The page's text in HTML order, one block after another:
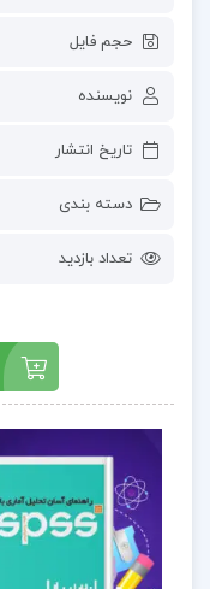
حجم فایل
نویسنده
تاریخ انتشار
دسته بندی
تعداد بازدید